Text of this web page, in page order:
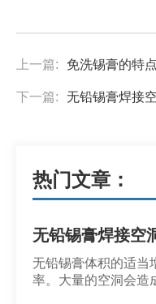
上一篇: 免洗锡膏的特
下一篇: 无铅锡膏焊接
热门文章：
无铅锡膏焊接空
无铅锡膏体积的适当
率。大量的空洞会造